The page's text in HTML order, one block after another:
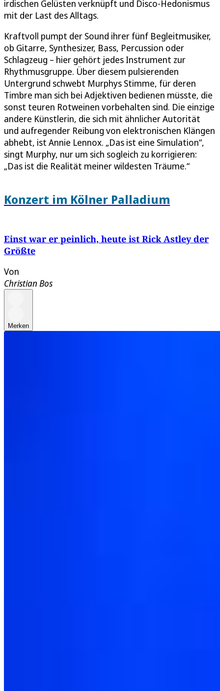
irdischen Gelüsten verknüpft und Disco-Hedonismus
mit der Last des Alltags.
Kraftvoll pumpt der Sound ihrer fünf Begleitmusiker,
ob Gitarre, Synthesizer, Bass, Percussion oder
Schlagzeug – hier gehört jedes Instrument zur
Rhythmusgruppe. Über diesem pulsierenden
Untergrund schwebt Murphys Stimme, für deren
Timbre man sich bei Adjektiven bedienen müsste, die
sonst teuren Rotweinen vorbehalten sind. Die einzige
andere Künstlerin, die sich mit ähnlicher Autorität
und aufregender Reibung von elektronischen Klängen
abhebt, ist Annie Lennox. „Das ist eine Simulation“,
singt Murphy, nur um sich sogleich zu korrigieren:
„Das ist die Realität meiner wildesten Träume.“
Konzert im Kölner Palladium
Einst war er peinlich, heute ist Rick Astley der
Größte
Von
Christian Bos
Merken